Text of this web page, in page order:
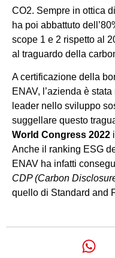
CO2. Sempre in ottica
ha poi abbattuto
scope 1 e 2 rispetto al
al traguardo della
A certificazione della
ENAV, l’azienda è
leader nello sviluppo
suggellare questo
World Congress 2022
Anche il ranking ESG
ENAV ha infatti
CDP (Carbon
quello di Standard and